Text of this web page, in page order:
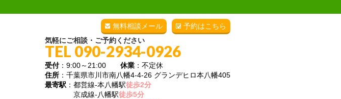
予約はこちら
無料相談メール
気軽にご相談・ご予約ください
TEL 090-2934-0926
受付：9:00～21:00 休業 ：不定休
住所 ：千葉県市川市南八幡4-4-26 グランデヒロ本八幡405
最寄駅 ：都営線-本八幡駅徒歩2分
京成線-八幡駅徒歩5分